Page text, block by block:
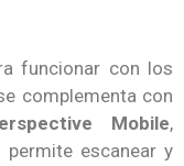
funcionar con los
complementa con
Mobile,
permite escanear y